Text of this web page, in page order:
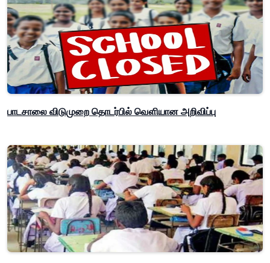
பாடசாலை விடுமுறை தொடர்பில் வௌியான அறிவிப்பு